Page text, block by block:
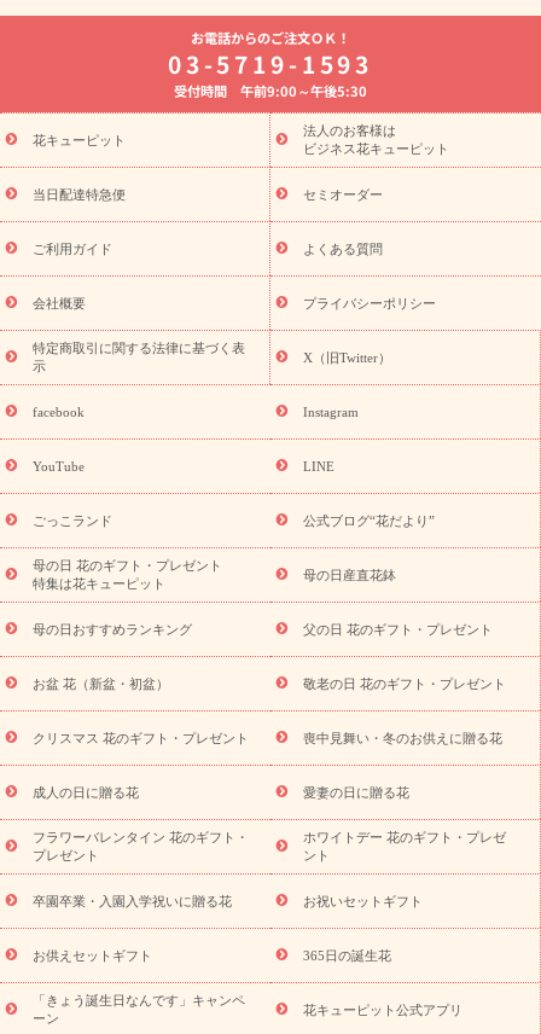
よく贈られる花
お祝いの花特集
誕生日フラワーギフト特集
8月の誕生花(トルコキキョウ)
開店・開業祝い
お供え・お悔やみ お供え・お悔やみの花
通夜・葬儀に贈る花 胡蝶蘭・花鉢
ーブドフラワー
季節のイベント
ひまわり ギフト・プレゼント
特集
お盆 花（新盆・初盆） 季節のイベント
お盆 花（新
盆・初盆）
お盆 花（新盆・初盆）
お盆・お供え 花とセットギ
フト
お盆・お供え プリザーブドフラワー
ひまわり ギフト・プ
レゼント特集
夏の花贈り・お中元・暑中見舞い 花のギフト特集
敬老の日におくる花ギフト・プレゼント特集
花ギフト・プレゼント特集
敬老の日 花のおすすめランキング
敬
老の日 花鉢植えのギフト・プレゼント特集
敬老の日 花とセットギ
フト・プレゼント特集
敬老の日の花 全てのギフト一覧
キャン
ペーン
映画『ウォーターガーディアンズ』コラボキャンペーン
「きょう誕生日なんです」キャンペーン
誕生日の花を探す
誕生日フラワーギフト 誕生日フラワーギフト特集
(トルコキキョウ)
9月の誕生花(リンドウ)
ら探す
お祝いの花特集 当日配達特急便 お祝い商品一覧
念日
結婚祝い 出産祝い 退院祝い・快気祝い
寿祝い
プチギフト ペットのお祝いフラワー
供え・お悔やみ商品一覧
お供え・お悔やみの花
四十九日法要以
お供え プリザーブドフラワー
ペットのお供えフラワー
お盆（新
盆・初盆）
その他 お祝い返し お見舞い
お取り寄せギフト
ビジネス用
ご自宅用 観葉植物 ミディ胡蝶蘭
プリザーブ
ドフラワー
スタイルから探す アレンジメント 花束
スタ
ンド花
お祝い お供え・お悔やみ 胡蝶蘭 胡蝶蘭・花鉢
ディ胡蝶蘭・お祝い
ミディ胡蝶蘭・お供え
世界初の青色胡蝶蘭
観葉植物
観葉植物 産直多肉植物
プリザーブドフラワー
お祝い
お供え・お悔やみ 花とセットギフト
セミオーダー
プチギフト（hanamore -ハナモア-）
花とみどりのeギフト
キューピットのeGfit
カラー ピンク イエローオレンジ
レッ
ド
お花の種類 トルコキキョウ
お祝い お祝い・3000円～ お祝い・4000円～
お祝い・
5000円～
お祝い・7000円～ お祝い・ 10000円～
お供え・お
悔やみ
お電話からのご注文ＯＫ！
03-5719-1593
受付時間 午前9:00～午後5:30
花キューピット
法人のお客様は
ビジネス花キューピット
当日配達特急便 セミオーダー
ご利用ガイド よくある質問
会社概要 プライバシーポリシー
特定商取引に関する法律に基づく表
示
X（旧Twitter）
facebook Instagram
YouTube LINE
ごっこランド 公式ブログ“花だより”
母の日 花のギフト・プレゼント
特集は花キューピット
母の日産直花鉢
母の日おすすめランキング 父の日 花のギフト・プレゼント
お盆 花（新盆・初盆） 敬老の日 花のギフト・プレゼント
クリスマス 花のギフト・プレゼント 喪中見舞い・冬のお供えに贈る花
成人の日に贈る花 愛妻の日に贈る花
フラワーバレンタイン 花のギフト・
プレゼント
ホワイトデー 花のギフト・プレゼ
ント
卒園卒業・入園入学祝いに贈る花 お祝いセットギフト
お供えセットギフト 365日の誕生花
「きょう誕生日なんです」キャンペ
ーン
花キューピット公式アプリ